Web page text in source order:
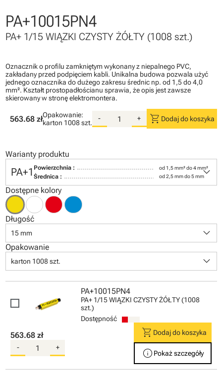
PA+10015PN4
PA+ 1/15 WIĄZKI CZYSTY ŻÓŁTY (1008 szt.)
Oznacznik o profilu zamkniętym wykonany z niepalnego PVC,
zakładany przed podpięciem kabli. Unikalna budowa pozwala użyć
jednego oznacznika do dużego zakresu średnic np. od 1,5 do 4,0
mm². Kształt prostopadłościanu sprawia, że opis jest zawsze
skierowany w stronę elektromontera.
563.68 złOpakowanie:
karton 1008 szt.
- + shopping_cart Dodaj do koszyka
Warianty produktu
PA+1 Powierzchnia : od 1,5 mm² do 4 mm²
Średnica : od 2,5 mm do 5 mmkeyboard_arrow_down
Dostępne kolory
Długość
15 mm keyboard_arrow_down
Opakowanie
karton 1008 szt. keyboard_arrow_down
PA+10015PN4
PA+ 1/15 WIĄZKI CZYSTY ŻÓŁTY (1008
szt.)
Dostępność
563.68 zł
- +
shopping_cart Dodaj do koszyka
info Pokaż szczegóły